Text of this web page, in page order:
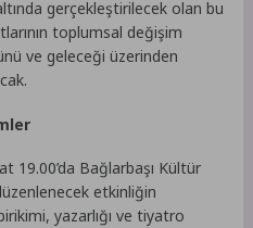
gerçekleştirilecek olan bu
toplumsal değişim
ve geleceği üzerinden
19.00’da Bağlarbaşı Kültür
etkinliğin
yazarlığı ve tiyatro